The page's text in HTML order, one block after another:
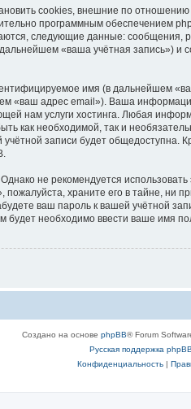
cookies, внешние по
программным обеспечением
следующие данные:
«ваша учётная запись»)
имя (в дальнейшем
«ваш адрес email»). Ваша
нам услуги хостинга. Любая
как необходимой, так и
записи будет общедоступна.
не рекомендуется использовать
храните его в тайне, ни
ваш пароль к вашей учётной
необходимо ввести ваше имя
Создано на основе phpBB® Forum
Русская поддержка phpBB
Конфиденциальность |